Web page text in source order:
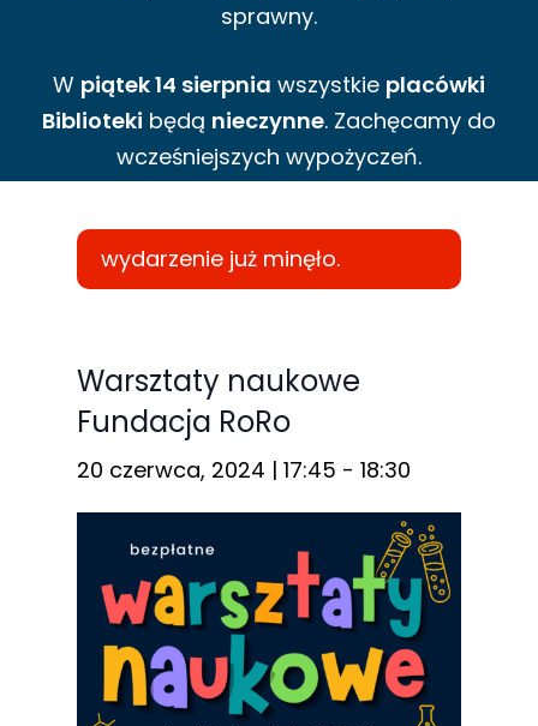
sprawny.
W piątek 14 sierpnia wszystkie placówki
Biblioteki będą nieczynne. Zachęcamy do
wcześniejszych wypożyczeń.
wydarzenie już minęło.
Warsztaty naukowe
Fundacja RoRo
20 czerwca, 2024 | 17:45 - 18:30
Te pliki cookie
nie są
opcjonalne. Są
one potrzebne
internetowej.
Statystyka
Abyśmy mogli